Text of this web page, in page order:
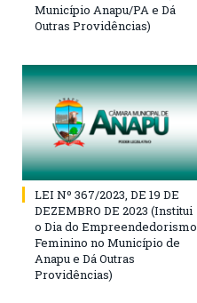
Município Anapu/PA e Dá
Outras Providências)
LEI Nº 367/2023, DE 19 DE
DEZEMBRO DE 2023 (Institui
o Dia do Empreendedorismo
Feminino no Município de
Anapu e Dá Outras
Providências)